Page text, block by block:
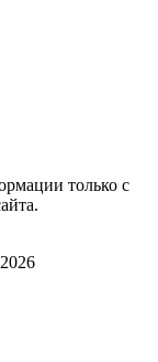
только с